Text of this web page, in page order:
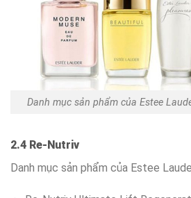
Danh mục sản phẩm của Estee
2.4 Re-Nutriv
Danh mục sản phẩm của Estee